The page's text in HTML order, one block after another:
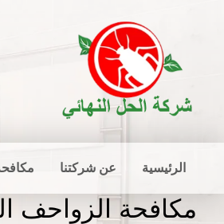
الرئيسية عن شركتنا
مكافحة الزواحف